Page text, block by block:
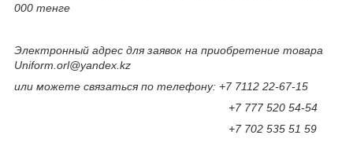
000 тенге
Электронный адрес для заявок на приобретение товара
Uniform.orl@yandex.kz
или можете связаться по телефону: +7 7112 22-67-15
+7 777 520 54-54
+7 702 535 51 59